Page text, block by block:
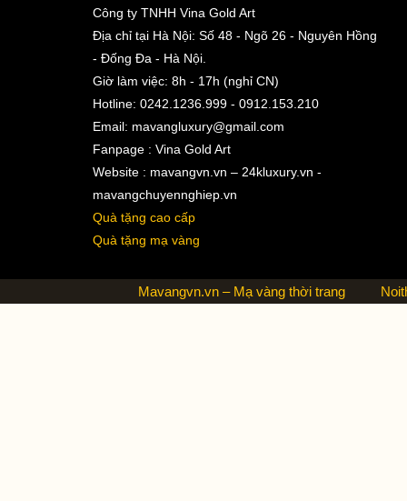
Công ty TNHH Vina Gold Art
Địa chỉ tại Hà Nội: Số 48 - Ngõ 26 - Nguyên Hồng
- Đống Đa - Hà Nội.
Giờ làm việc: 8h - 17h (nghỉ CN)
Hotline: 0242.1236.999 - 0912.153.210
Email: mavangluxury@gmail.com
Fanpage : Vina Gold Art
Website : mavangvn.vn – 24kluxury.vn -
mavangchuyennghiep.vn
Quà tặng cao cấp
Quà tặng mạ vàng
Mavangvn.vn – Mạ vàng thời trang